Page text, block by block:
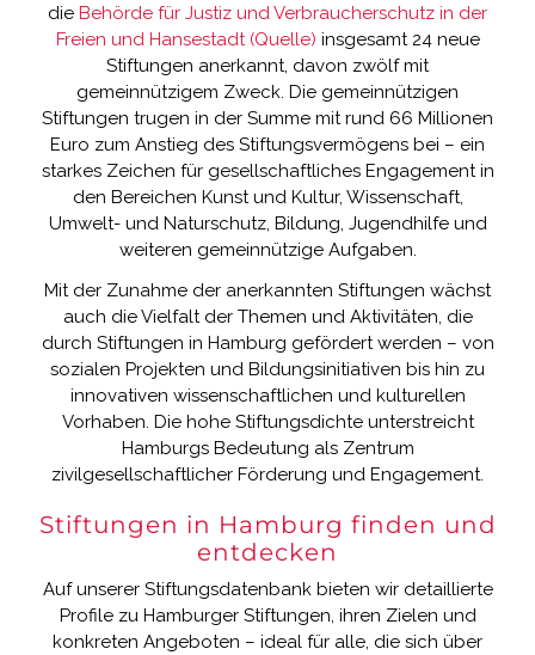
die Behörde für Justiz und Verbraucherschutz in der
Freien und Hansestadt (Quelle) insgesamt 24 neue
Stiftungen anerkannt, davon zwölf mit
gemeinnützigem Zweck. Die gemeinnützigen
Stiftungen trugen in der Summe mit rund 66 Millionen
Euro zum Anstieg des Stiftungsvermögens bei – ein
starkes Zeichen für gesellschaftliches Engagement in
den Bereichen Kunst und Kultur, Wissenschaft,
Umwelt- und Naturschutz, Bildung, Jugendhilfe und
weiteren gemeinnützige Aufgaben.
Mit der Zunahme der anerkannten Stiftungen wächst
auch die Vielfalt der Themen und Aktivitäten, die
durch Stiftungen in Hamburg gefördert werden – von
sozialen Projekten und Bildungsinitiativen bis hin zu
innovativen wissenschaftlichen und kulturellen
Vorhaben. Die hohe Stiftungsdichte unterstreicht
Hamburgs Bedeutung als Zentrum
zivilgesellschaftlicher Förderung und Engagement.
Stiftungen in Hamburg finden und
entdecken
Auf unserer Stiftungsdatenbank bieten wir detaillierte
Profile zu Hamburger Stiftungen, ihren Zielen und
konkreten Angeboten – ideal für alle, die sich über